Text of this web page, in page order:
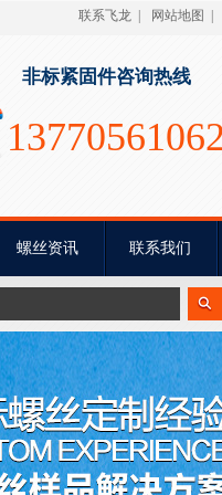
联系飞龙 网站地图
非标紧固件咨询热线
13770561062
螺丝资讯 联系我们